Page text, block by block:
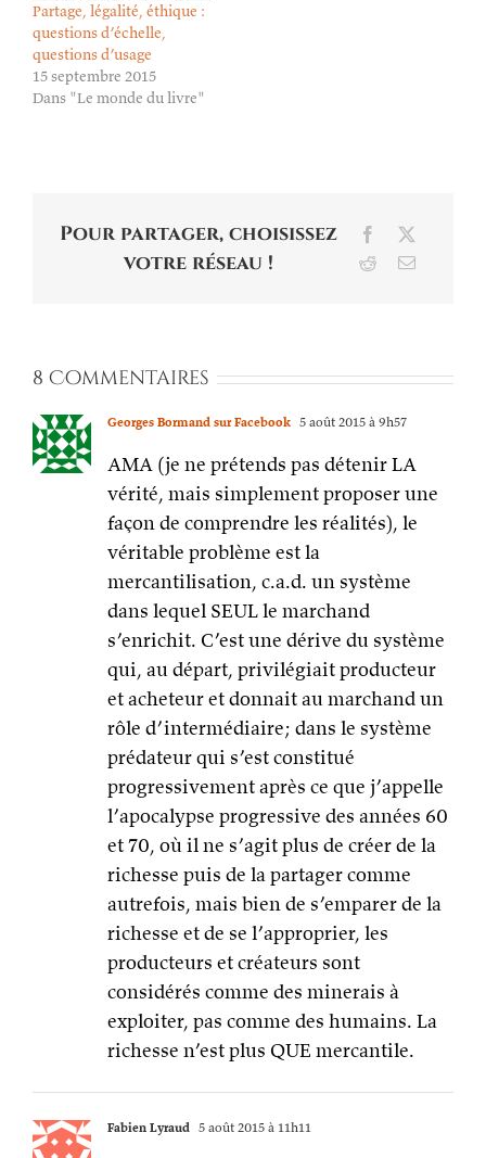
Partage, légalité, éthique :
questions d’échelle,
questions d’usage
15 septembre 2015
Dans "Le monde du livre"
Pour partager, choisissez
votre réseau !
Facebook
RedditEmail
8 Commentaires
Georges Bormand sur Facebook 5 août 2015 à 9h57
AMA (je ne prétends pas détenir LA
vérité, mais simplement proposer une
façon de comprendre les réalités), le
véritable problème est la
mercantilisation, c.a.d. un système
dans lequel SEUL le marchand
s’enrichit. C’est une dérive du système
qui, au départ, privilégiait producteur
et acheteur et donnait au marchand un
rôle d’intermédiaire; dans le système
prédateur qui s’est constitué
progressivement après ce que j’appelle
l’apocalypse progressive des années 60
et 70, où il ne s’agit plus de créer de la
richesse puis de la partager comme
autrefois, mais bien de s’emparer de la
richesse et de se l’approprier, les
producteurs et créateurs sont
considérés comme des minerais à
exploiter, pas comme des humains. La
richesse n’est plus QUE mercantile.
Fabien Lyraud 5 août 2015 à 11h11